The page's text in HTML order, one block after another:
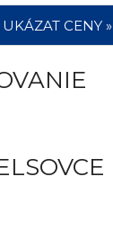
UKÁZAT CENY »